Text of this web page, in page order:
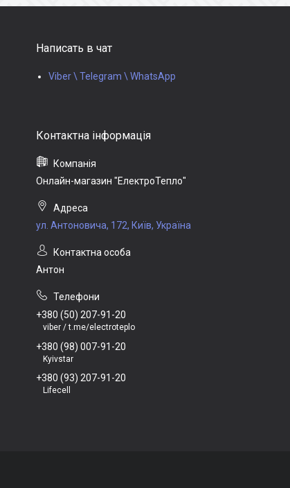
Написать в чат
Viber \ Telegram \ WhatsApp
Онлайн-магазин "ЕлектроТепло"
ул. Антоновича, 172, Київ, Україна
Антон
+380 (50) 207-91-20
viber / t.me/electroteplo
+380 (98) 007-91-20
Kyivstar
+380 (93) 207-91-20
Lifecell